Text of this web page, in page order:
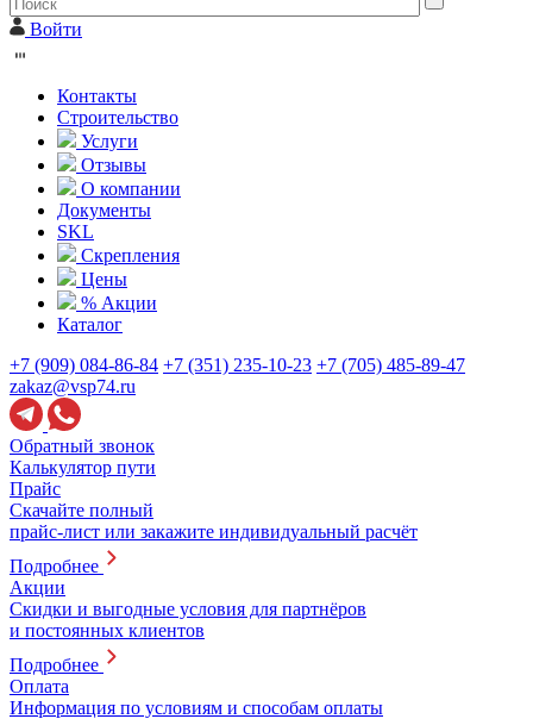
Войти
Контакты
Строительство
Услуги
Отзывы
О компании
Документы
SKL
Скрепления
Цены
% Акции
Каталог
+7 (909) 084-86-84 +7 (351) 235-10-23 +7 (705) 485-89-47
zakaz@vsp74.ru
Обратный звонок
Калькулятор пути
Прайс
Скачайте полный
прайс-лист или закажите индивидуальный расчёт
Подробнее
Акции
Скидки и выгодные условия для партнёров
и постоянных клиентов
Подробнее
Оплата
Информация по условиям и способам оплаты